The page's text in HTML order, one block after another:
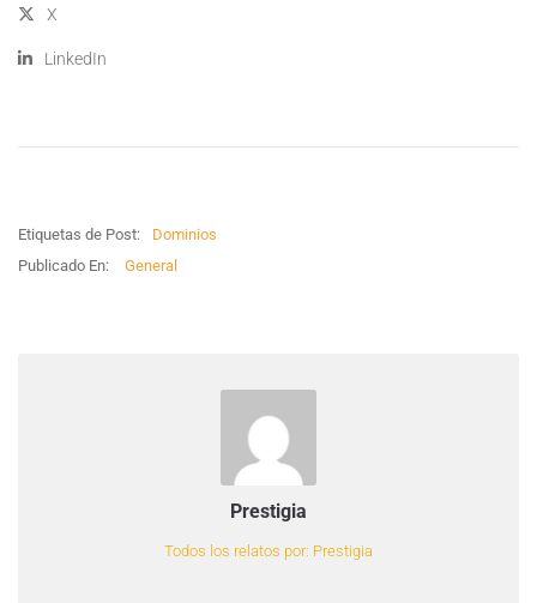
X
LinkedIn
Etiquetas de Post:
Dominios
Publicado En:
General
Prestigia
Todos los relatos por: Prestigia